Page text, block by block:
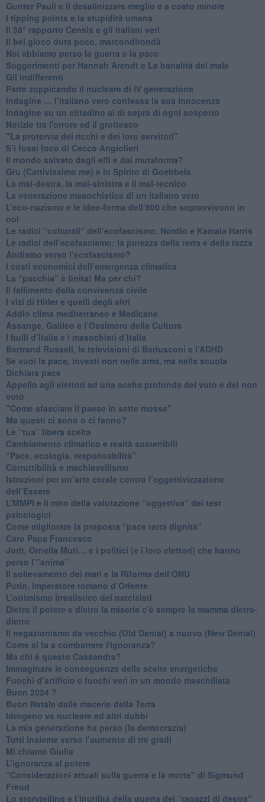
​Gunter Pauli e il desalinizzare meglio e a costo minore
I tipping points e la stupidità umana
​Il 58° rapporto Censis e gli italiani veri
​Il bel gioco dura poco, marcondirondà
Noi abbiamo perso la guerra e la pace
Suggerimenti per Hannah Arendt e La banalità del male
​Gli indifferenti
Parte zoppicando il nucleare di IV generazione
​Indagine … l’italiano vero confessa la sua innocenza
Indagine su un cittadino al di sopra di ogni sospetto
Notizie tra l'orrore ed il grottesco
"La protervia dei ricchi e dei loro servitori"
S’i fossi foco di Cecco Angiolieri
​Il mondo salvato dagli elfi e dai mutaforma?
Gru (Cattivissimo me) e lo Spirito di Goebbels
​La mal-destra, la mal-sinistra e il mal-tecnico
​La venerazione masochistica di un italiano vero
​L’eco-nazismo e le idee-forma dell’800 che sopravvivono in
noi
​Le radici “culturali” dell’ecofascismo, Nordio e Kamala Harris
Le radici dell’ecofascismo: la purezza della terra e della razza
Andiamo verso l’ecofascismo?
I costi economici dell’emergenza climatica
​La “pacchia” è finita! Ma per chi?
​Il fallimento della convivenza civile
​I vizi di Hitler e quelli degli altri
Addio clima mediterraneo e Medicane
​Assange, Galileo e l’Ossimoro della Cultura
​I bulli d’Italia e i masochisti d’Italia
​Bertrand Russell, le televisioni di Berlusconi e l’ADHD
​Se vuoi la pace, investi non nelle armi, ma nella scuola
​Dichiara pace
​Appello agli elettori ad una scelta profonda del voto e del non
voto
"Come sfasciare il paese in sette mosse"
​Ma questi ci sono o ci fanno?
​Le “tua” libera scelta
Cambiamento climatico e realtà sostenibili
“Pace, ecologia, responsabilità”
​Corruttibilità e machiavellismo
Istruzioni per un’arte corale contro l’oggettivizzazione
dell’Essere
​L’MMPI e il mito della valutazione “oggettiva” dei test
psicologici
Come migliorare la proposta “pace terra dignità”
Caro Papa Francesco
​Jorit, Ornella Muti… e i politici (e i loro elettori) che hanno
perso l’”anima”
​Il sollevamento dei mari e la Riforma dell’ONU
Putin, imperatore romano d’Oriente
​L’ottimismo irrealistico dei narcisisti
​Dietro il potere e dietro la miseria c’è sempre la mamma dietro-
dietro
Il negazionismo da vecchio (Old Denial) a nuovo (New Denial)
Come si fa a combattere l'ignoranza?
Ma chi è questo Cassandra?
Immaginare le conseguenze delle scelte energetiche
​Fuochi d’artificio e fuochi veri in un mondo maschilista
Buon 2024 ?
​Buon Natale dalle macerie della Terra
​Idrogeno vs nucleare ed altri dubbi
​La mia generazione ha perso (la democrazia)
​Tutti insieme verso l’aumento di tre gradi
Mi chiamo Giulia
L’ignoranza al potere
​“Considerazioni attuali sulla guerra e la morte" di Sigmund
Freud
​Lo storytelling e l’inutilità della guerra dei “ragazzi di destra”